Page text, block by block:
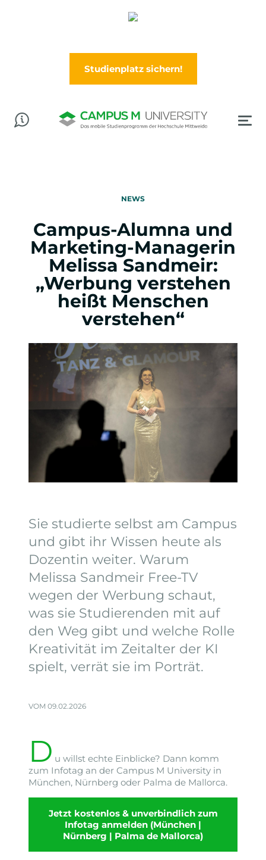
Studienplatz sichern!
NEWS
Campus-Alumna und
Marketing-Managerin
Melissa Sandmeir:
„Werbung verstehen
heißt Menschen
verstehen“
Sie studierte selbst am Campus
und gibt ihr Wissen heute als
Dozentin weiter. Warum
Melissa Sandmeir Free-TV
wegen der Werbung schaut,
was sie Studierenden mit auf
den Weg gibt und welche Rolle
Kreativität im Zeitalter der KI
spielt, verrät sie im Porträt.
VOM 09.02.2026
D u willst echte Einblicke? Dann komm
zum Infotag an der Campus M University in
München, Nürnberg oder Palma de Mallorca.
Jetzt kostenlos & unverbindlich zum
Infotag anmelden (München |
Nürnberg | Palma de Mallorca)